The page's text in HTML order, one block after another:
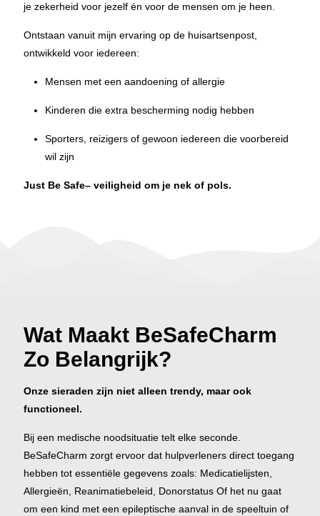
je zekerheid voor jezelf én voor de mensen om je heen.
Ontstaan vanuit mijn ervaring op de huisartsenpost,
ontwikkeld voor iedereen:
Mensen met een aandoening of allergie
Kinderen die extra bescherming nodig hebben
Sporters, reizigers of gewoon iedereen die voorbereid
wil zijn
Just Be Safe– veiligheid om je nek of pols.
Wat Maakt BeSafeCharm
Zo Belangrijk?
Onze sieraden zijn niet alleen trendy, maar ook
functioneel.
Bij een medische noodsituatie telt elke seconde.
BeSafeCharm zorgt ervoor dat hulpverleners direct toegang
hebben tot essentiële gegevens zoals: Medicatielijsten,
Allergieën, Reanimatiebeleid, Donorstatus Of het nu gaat
om een kind met een epileptische aanval in de speeltuin of